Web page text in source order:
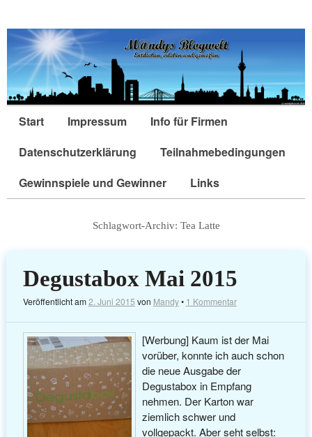
Start Impressum
Info für Firmen
Datenschutzerklärung
Teilnahmebedingungen
Gewinnspiele und Gewinner
Links
Schlagwort-Archiv: Tea Latte
Degustabox Mai 2015
Veröffentlicht am2. Juni 2015 von Mandy• 1 Kommentar
[Werbung] Kaum ist der Mai
vorüber, konnte ich auch schon
die neue Ausgabe der
Degustabox in Empfang
nehmen. Der Karton war
ziemlich schwer und
vollgepackt. Aber seht selbst: